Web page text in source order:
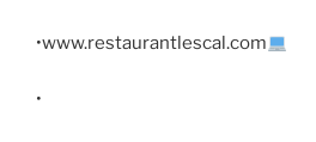
•www.restaurantlescal.com
•